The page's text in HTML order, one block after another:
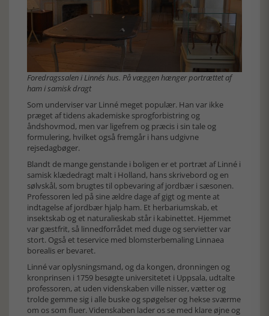
Foredragssalen i Linnés hus. På væggen hænger portrættet af
ham i samisk dragt
Som underviser var Linné meget populær. Han var ikke
præget af tidens akademiske sprogforbistring og
åndshovmod, men var ligefrem og præcis i sin tale og
formulering, hvilket også fremgår i hans udgivne
rejsedagbøger.
Blandt de mange genstande i boligen er et portræt af Linné i
samisk klædedragt malt i Holland, hans skrivebord og en
sølvskål, som brugtes til opbevaring af jordbær i sæsonen.
Professoren led på sine ældre dage af gigt og mente at
indtagelse af jordbær hjalp ham. Et herbariumskab, et
insektskab og et naturalieskab står i kabinettet. Hjemmet
var gæstfrit, så linnedforrådet med duge og servietter var
stort. Også et teservice med blomsterbemaling Linnaea
borealis er bevaret.
Linné var oplysningsmand, og da kongen, dronningen og
kronprinsen i 1759 besøgte universitetet i Uppsala, udtalte
professoren, at uden videnskaben ville nisser, vætter og
trolde gemme sig i alle buske og spøgelser og hekse sværme
om os som fluer. Videnskaben lader os se med klare øjne og